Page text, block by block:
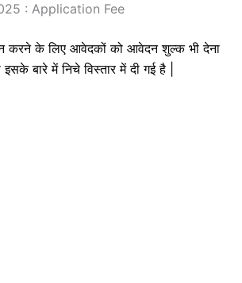
: Application Fee
के लिए आवेदकों को आवेदन शुल्क भी देना
बारे में निचे विस्तार में दी गई है |